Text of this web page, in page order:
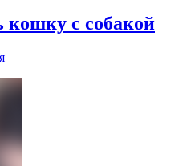
кошку с собакой